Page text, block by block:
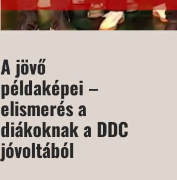
A jövő
példaképei –
elismerés a
diákoknak a DDC
jóvoltából